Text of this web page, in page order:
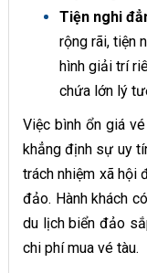
Tiện nghi
rộng rãi, tiện
hình giải trí
chứa lớn lý
Việc bình ổn giá
khẳng định sự uy
trách nhiệm xã hội
đảo. Hành khách
du lịch biển đảo
chi phí mua vé tàu.